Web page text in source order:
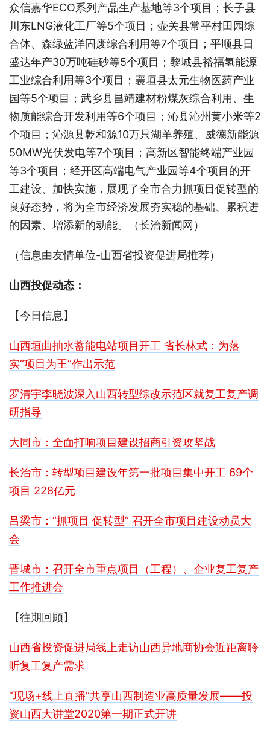
众信嘉华ECO系列产品生产基地等3个项目；长子县
川东LNG液化工厂等5个项目；壶关县常平村田园综
合体、森绿蓝洋固废综合利用等7个项目；平顺县日
盛达年产30万吨硅砂等5个项目；黎城县裕福氢能源
工业综合利用等3个项目；襄垣县太元生物医药产业
园等5个项目；武乡县昌靖建材粉煤灰综合利用、生
物质能综合开发利用等6个项目；沁县沁州黄小米等2
个项目；沁源县乾和源10万只湖羊养殖、威德新能源
50MW光伏发电等7个项目；高新区智能终端产业园
等3个项目；经开区高端电气产业园等4个项目的开
工建设、加快实施，展现了全市合力抓项目促转型的
良好态势，将为全市经济发展夯实稳的基础、累积进
的因素、增添新的动能。（长治新闻网）
（信息由友情单位-山西省投资促进局推荐）
山西投促动态：
【今日信息】
山西垣曲抽水蓄能电站项目开工 省长林武：为落
实“项目为王”作出示范
罗清宇李晓波深入山西转型综改示范区就复工复产调
研指导
大同市：全面打响项目建设招商引资攻坚战
长治市：转型项目建设年第一批项目集中开工 69个
项目 228亿元
吕梁市：“抓项目 促转型” 召开全市项目建设动员大
会
晋城市：召开全市重点项目（工程）、企业复工复产
工作推进会
【往期回顾】
山西省投资促进局线上走访山西异地商协会近距离聆
听复工复产需求
“现场+线上直播”共享山西制造业高质量发展——投
资山西大讲堂2020第一期正式开讲